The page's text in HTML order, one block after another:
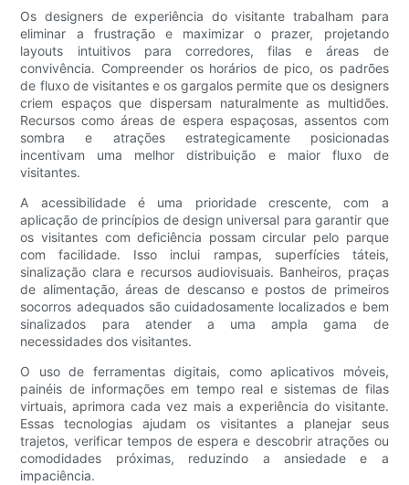
Os designers de experiência do visitante trabalham para
eliminar a frustração e maximizar o prazer, projetando
layouts intuitivos para corredores, filas e áreas de
convivência. Compreender os horários de pico, os padrões
de fluxo de visitantes e os gargalos permite que os designers
criem espaços que dispersam naturalmente as multidões.
Recursos como áreas de espera espaçosas, assentos com
sombra e atrações estrategicamente posicionadas
incentivam uma melhor distribuição e maior fluxo de
visitantes.
A acessibilidade é uma prioridade crescente, com a
aplicação de princípios de design universal para garantir que
os visitantes com deficiência possam circular pelo parque
com facilidade. Isso inclui rampas, superfícies táteis,
sinalização clara e recursos audiovisuais. Banheiros, praças
de alimentação, áreas de descanso e postos de primeiros
socorros adequados são cuidadosamente localizados e bem
sinalizados para atender a uma ampla gama de
necessidades dos visitantes.
O uso de ferramentas digitais, como aplicativos móveis,
painéis de informações em tempo real e sistemas de filas
virtuais, aprimora cada vez mais a experiência do visitante.
Essas tecnologias ajudam os visitantes a planejar seus
trajetos, verificar tempos de espera e descobrir atrações ou
comodidades próximas, reduzindo a ansiedade e a
impaciência.